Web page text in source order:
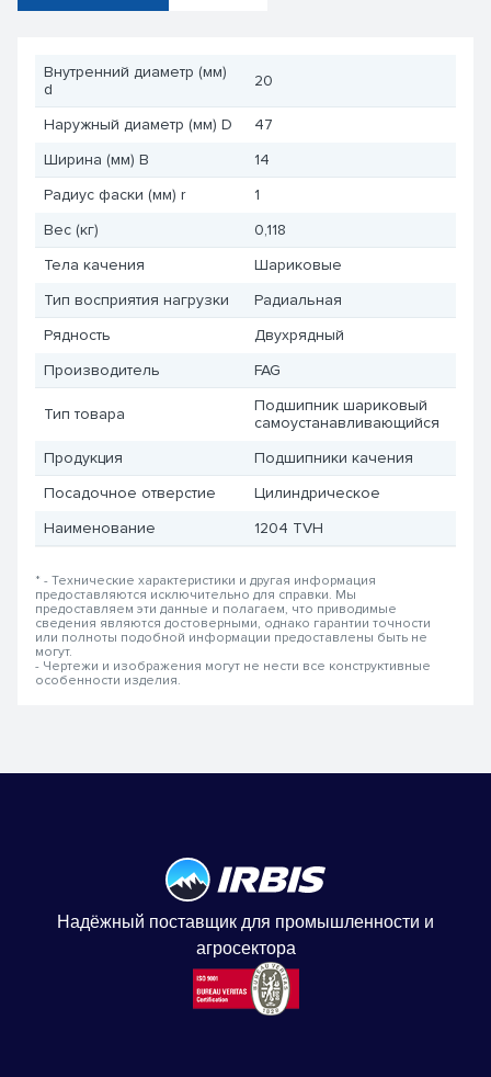
Внутренний диаметр (мм)
d
20
Наружный диаметр (мм) D
47
Ширина (мм) B
14
Радиус фаски (мм) r
1
Вес (кг)
0,118
Тела качения
Шариковые
Тип восприятия нагрузки
Радиальная
Рядность
Двухрядный
Производитель
FAG
Тип товара
Подшипник шариковый
самоустанавливающийся
Продукция
Подшипники качения
Посадочное отверстие
Цилиндрическое
Наименование
1204 TVH
* - Технические характеристики и другая информация
предоставляются исключительно для справки. Мы
предоставляем эти данные и полагаем, что приводимые
сведения являются достоверными, однако гарантии точности
или полноты подобной информации предоставлены быть не
могут.
- Чертежи и изображения могут не нести все конструктивные
особенности изделия.
Надёжный поставщик для промышленности и
агросектора